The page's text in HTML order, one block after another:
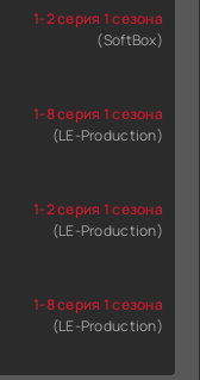
1-2 серия 1 сезона
(SoftBox)
1-8 серия 1 сезона
(LE-Production)
1-2 серия 1 сезона
(LE-Production)
1-8 серия 1 сезона
(LE-Production)